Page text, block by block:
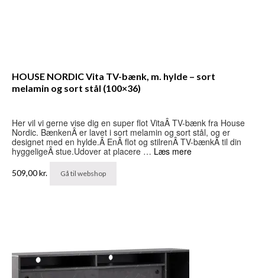
HOUSE NORDIC Vita TV-bænk, m. hylde – sort
melamin og sort stål (100×36)
Her vil vi gerne vise dig en super flot VitaÂ TV-bænk fra House
Nordic. BænkenÂ er lavet i sort melamin og sort stål, og er
designet med en hylde.Â EnÂ flot og stilrenÂ TV-bænkÂ til din
hyggeligeÂ stue.Udover at placere … Læs mere
509,00kr. Gå til webshop